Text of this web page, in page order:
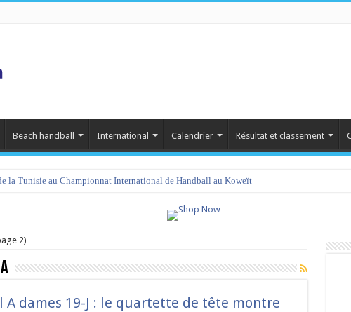
Beach handball International Calendrier Résultat et classement
la Tunisie au Championnat International de Handball au Koweït
2)
dames 19-J : le quartette de tête montre